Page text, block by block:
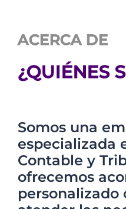
ACERCA DE
¿QUIÉNES
Somos una
especializada
Contable y
ofrecemos
personalizado